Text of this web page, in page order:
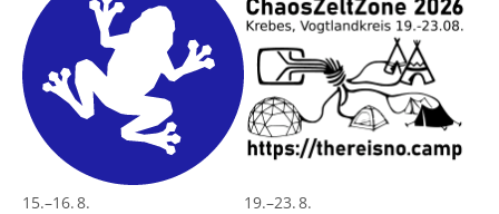
15.–16. 8.
19.–23. 8.